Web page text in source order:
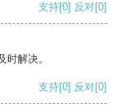
支持[0] 反对[0]
解决。
支持[0] 反对[0]